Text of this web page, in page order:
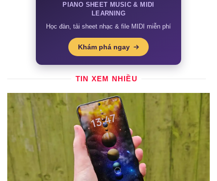
PIANO SHEET MUSIC & MIDI
LEARNING
Học đàn, tải sheet nhạc & file MIDI miễn phí
Khám phá ngay
TIN XEM NHIỀU